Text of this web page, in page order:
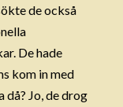
de också
De hade
kom in med
då? Jo, de drog